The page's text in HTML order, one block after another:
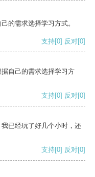
的需求选择学习方式。
支持[0] 反对[0]
自己的需求选择学习方
支持[0] 反对[0]
已经玩了好几个小时，还
支持[0] 反对[0]